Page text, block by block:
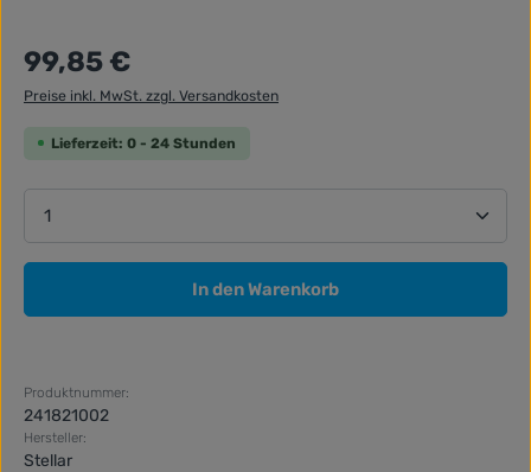
Regulärer Preis:
99,85 €
Preise inkl. MwSt. zzgl. Versandkosten
Lieferzeit: 0 - 24 Stunden
Produkt Anzahl: Gib den gewünschten Wert ein
In den Warenkorb
Produktnummer:
241821002
Hersteller:
Stellar